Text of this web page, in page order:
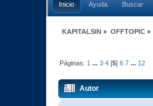
Inicio Ayuda Buscar
KAPITALSIN » OFFTOPIC»
Páginas: 1 ...3 4 [5]6 7 ... 12
Autor